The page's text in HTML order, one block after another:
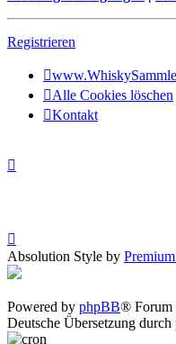
Registrieren
Alle Cookies löschen
Kontakt
Absolution Style by
Powered by phpBB® Forum
Deutsche Übersetzung durch